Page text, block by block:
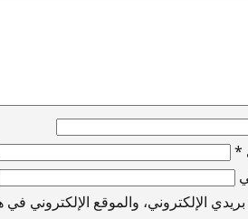
*
الإلكتروني، والموقع الإلكتروني في